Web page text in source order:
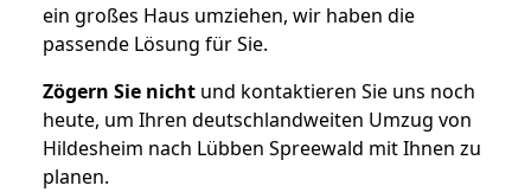
ein großes Haus umziehen, wir haben die
passende Lösung für Sie.
Zögern Sie nicht und kontaktieren Sie uns noch
heute, um Ihren deutschlandweiten Umzug von
Hildesheim nach Lübben Spreewald mit Ihnen zu
planen.